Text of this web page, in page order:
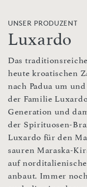
UNSER PRODUZENT
Luxardo
Das
heute kroatischen
nach Padua um
der Familie
Generation und
der Spirituosen-
Luxardo für den
sauren Maraska-
auf
anbaut. Immer